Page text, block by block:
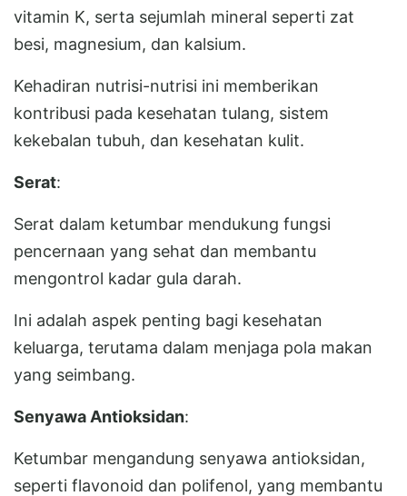
vitamin K, serta sejumlah mineral seperti zat
besi, magnesium, dan kalsium.
Kehadiran nutrisi-nutrisi ini memberikan
kontribusi pada kesehatan tulang, sistem
kekebalan tubuh, dan kesehatan kulit.
Serat:
Serat dalam ketumbar mendukung fungsi
pencernaan yang sehat dan membantu
mengontrol kadar gula darah.
Ini adalah aspek penting bagi kesehatan
keluarga, terutama dalam menjaga pola makan
yang seimbang.
Senyawa Antioksidan:
Ketumbar mengandung senyawa antioksidan,
seperti flavonoid dan polifenol, yang membantu